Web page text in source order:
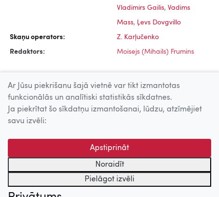
Vladimirs Gailis, Vadims
Mass, Ļevs Dovgvillo
Skaņu operators: Z. Karļučenko
Redaktors: Moisejs (Mihails) Frumins
Uz augšu
© 2026 Nacionālais Kino centrs, Kultūras informācijas sistēmu
centrs. Sadarbības partneris: Latvijas Valsts
kinofotofonodokumentu arhīvs.
Ar Jūsu piekrišanu šajā vietnē var tikt izmantotas
funkcionālās un analītiski statistikās sīkdatnes.
Ja piekrītat šo sīkdatņu izmantošanai, lūdzu, atzīmējiet
savu izvēli:
Apstiprināt
Noraidīt
Pielāgot izvēli